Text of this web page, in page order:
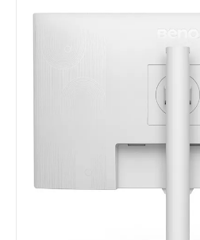
PC en kit
Carte mère
Imprimante